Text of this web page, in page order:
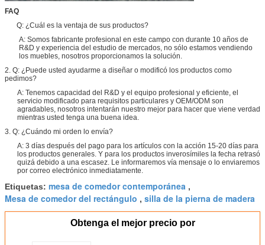
FAQ
Q: ¿Cuál es la ventaja de sus productos?
A: Somos fabricante profesional en este campo con durante 10 años de
R&D y experiencia del estudio de mercados, no sólo estamos vendiendo
los muebles, nosotros proporcionamos la solución.
2. Q: ¿Puede usted ayudarme a diseñar o modificó los productos como
pedimos?
A: Tenemos capacidad del R&D y el equipo profesional y eficiente, el
servicio modificado para requisitos particulares y OEM/ODM son
agradables, nosotros intentarán nuestro mejor para hacer que viene verdad
mientras usted tenga una buena idea.
3. Q: ¿Cuándo mi orden lo envía?
A: 3 días después del pago para los artículos con la acción 15-20 días para
los productos generales. Y para los productos inverosímiles la fecha retrasó
quizá debido a una escasez. Le informaremos vía mensaje o lo enviaremos
por correo electrónico inmediatamente.
Etiquetas: mesa de comedor contemporánea ,
Mesa de comedor del rectángulo , silla de la pierna de madera
Obtenga el mejor precio por